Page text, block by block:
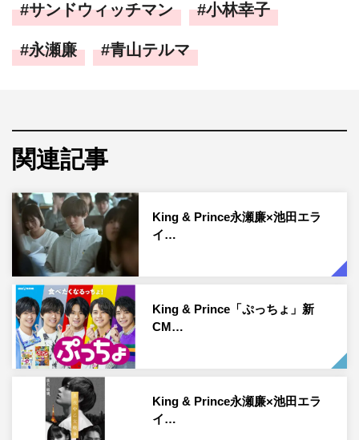
サンドウィッチマン 小林幸子
永瀬廉 青山テルマ
関連記事
King & Prince永瀬廉×池田エラ
イ…
King & Prince「ぷっちょ」新
CM…
King & Prince永瀬廉×池田エラ
イ…